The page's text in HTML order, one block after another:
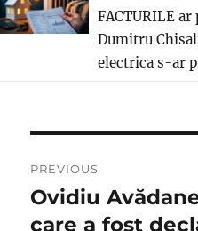
FACTURILE ar
Dumitru
electrica s-ar
în
PREVIOUS
Previous
post:
Ovidiu
care a fost